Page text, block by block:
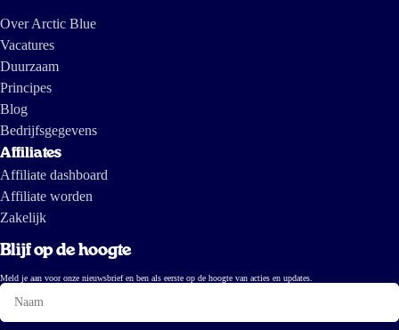
Over Arctic Blue
Vacatures
Duurzaam
Principes
Blog
Bedrijfsgegevens
Affiliates
Affiliate dashboard
Affiliate worden
Zakelijk
Blijf op de hoogte
Meld je aan voor onze nieuwsbrief en ben als eerste op de hoogte van acties en updates.
Naam